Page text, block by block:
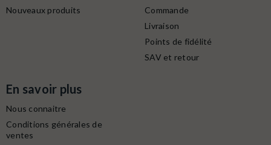
Nouveaux produits
Commande
Livraison
Points de fidélité
SAV et retour
En savoir plus
Nous connaitre
Conditions générales de
ventes